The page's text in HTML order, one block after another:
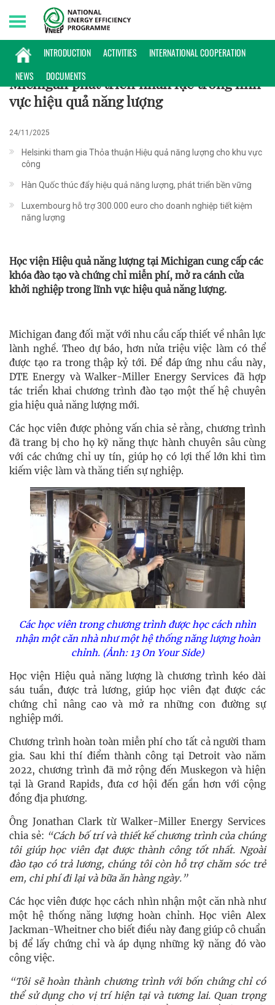
INTRODUCTION ACTIVITIES
INTERNATIONAL COOPERATION
NEWS
DOCUMENTS
Thursday, 06/08/2026 | 09:18 GMT+7
PHỔ BIẾN KIẾN THỨC
Michigan phát triển nhân lực trong lĩnh
vực hiệu quả năng lượng
24/11/2025
Helsinki tham gia Thỏa thuận Hiệu quả năng lượng cho khu vực
công
Hàn Quốc thúc đẩy hiệu quả năng lượng, phát triển bền vững
Luxembourg hỗ trợ 300.000 euro cho doanh nghiệp tiết kiệm
năng lượng
Học viện Hiệu quả năng lượng tại Michigan cung cấp các
khóa đào tạo và chứng chỉ miễn phí, mở ra cánh cửa
khởi nghiệp trong lĩnh vực hiệu quả năng lượng.
Michigan đang đối mặt với nhu cầu cấp thiết về nhân lực
lành nghề. Theo dự báo, hơn nửa triệu việc làm có thể
được tạo ra trong thập kỷ tới. Để đáp ứng nhu cầu này,
DTE Energy và Walker-Miller Energy Services đã hợp
tác triển khai chương trình đào tạo một thế hệ chuyên
gia hiệu quả năng lượng mới.
Các học viên được phỏng vấn chia sẻ rằng, chương trình
đã trang bị cho họ kỹ năng thực hành chuyên sâu cùng
với các chứng chỉ uy tín, giúp họ có lợi thế lớn khi tìm
kiếm việc làm và thăng tiến sự nghiệp.
Các học viên trong chương trình được học cách nhìn
nhận một căn nhà như một hệ thống năng lượng hoàn
chỉnh. (Ảnh: 13 On Your Side)
Học viện Hiệu quả năng lượng là chương trình kéo dài
sáu tuần, được trả lương, giúp học viên đạt được các
chứng chỉ nâng cao và mở ra những con đường sự
nghiệp mới.
Chương trình hoàn toàn miễn phí cho tất cả người tham
gia. Sau khi thí điểm thành công tại Detroit vào năm
2022, chương trình đã mở rộng đến Muskegon và hiện
tại là Grand Rapids, đưa cơ hội đến gần hơn với cộng
đồng địa phương.
Ông Jonathan Clark từ Walker-Miller Energy Services
chia sẻ: “Cách bố trí và thiết kế chương trình của chúng
tôi giúp học viên đạt được thành công tốt nhất. Ngoài
đào tạo có trả lương, chúng tôi còn hỗ trợ chăm sóc trẻ
em, chi phí đi lại và bữa ăn hàng ngày.”
Các học viên được học cách nhìn nhận một căn nhà như
một hệ thống năng lượng hoàn chỉnh. Học viên Alex
Jackman-Wheitner cho biết điều này đang giúp cô chuẩn
bị để lấy chứng chỉ và áp dụng những kỹ năng đó vào
công việc.
“Tôi sẽ hoàn thành chương trình với bốn chứng chỉ có
thể sử dụng cho vị trí hiện tại và tương lai. Quan trọng